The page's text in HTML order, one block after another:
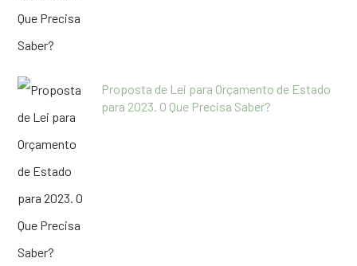
Proposta de Lei para Orçamento de Estado
para 2023. O Que Precisa Saber?